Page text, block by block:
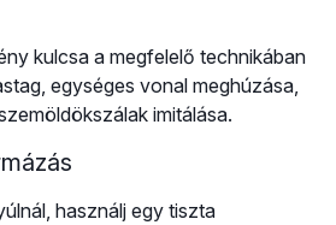
kulcsa a megfelelő technikában
egységes vonal meghúzása,
imitálása.
használj egy tiszta